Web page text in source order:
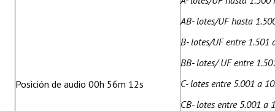
Posición de audio 00h 56m 12s
AB- lotes/UF hasta
B- lotes/UF entre 1.501
BB- lotes/ UF entre
C- lotes entre 5.001 a
CB- lotes entre 5.001 a